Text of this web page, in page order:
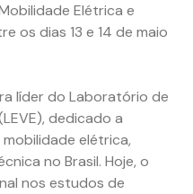
Elétrica e
os dias 13 e 14 de maio
líder do Laboratório de
dedicado a
elétrica,
no Brasil. Hoje, o
nos estudos de